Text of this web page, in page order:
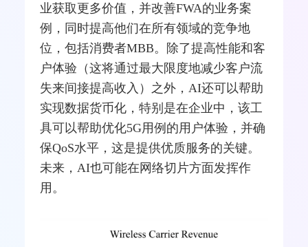
业获取更多价值，并改善FWA的业务案
例，同时提高他们在所有领域的竞争地
位，包括消费者MBB。除了提高性能和客
户体验（这将通过最大限度地减少客户流
失来间接提高收入）之外，AI还可以帮助
实现数据货币化，特别是在企业中，该工
具可以帮助优化5G用例的用户体验，并确
保QoS水平，这是提供优质服务的关键。
未来，AI也可能在网络切片方面发挥作
用。